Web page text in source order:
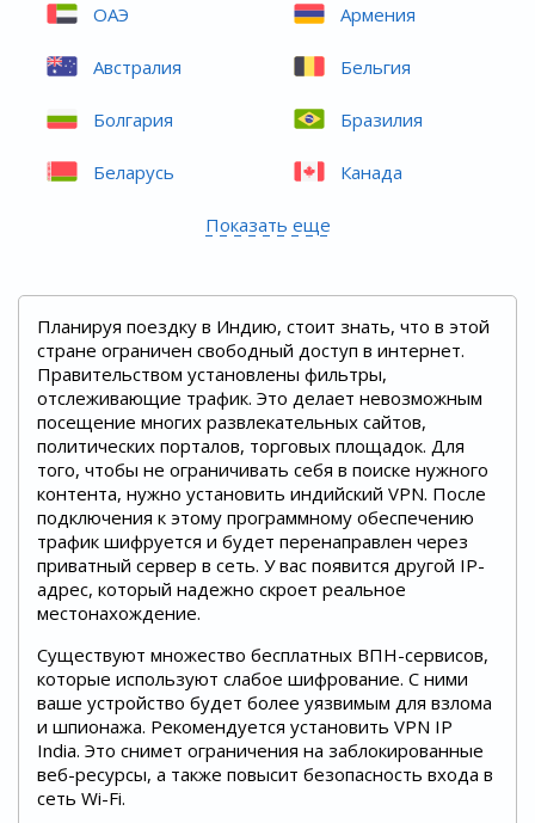
ОАЭ Армения
Австралия Бельгия
Болгария Бразилия
Беларусь Канада
Показать еще
Планируя поездку в Индию, стоит знать, что в этой
стране ограничен свободный доступ в интернет.
Правительством установлены фильтры,
отслеживающие трафик. Это делает невозможным
посещение многих развлекательных сайтов,
политических порталов, торговых площадок. Для
того, чтобы не ограничивать себя в поиске нужного
контента, нужно установить индийский VPN. После
подключения к этому программному обеспечению
трафик шифруется и будет перенаправлен через
приватный сервер в сеть. У вас появится другой IP-
адрес, который надежно скроет реальное
местонахождение.
Существуют множество бесплатных ВПН-сервисов,
которые используют слабое шифрование. С ними
ваше устройство будет более уязвимым для взлома
и шпионажа. Рекомендуется установить VPN IP
India. Это снимет ограничения на заблокированные
веб-ресурсы, а также повысит безопасность входа в
сеть Wi-Fi.